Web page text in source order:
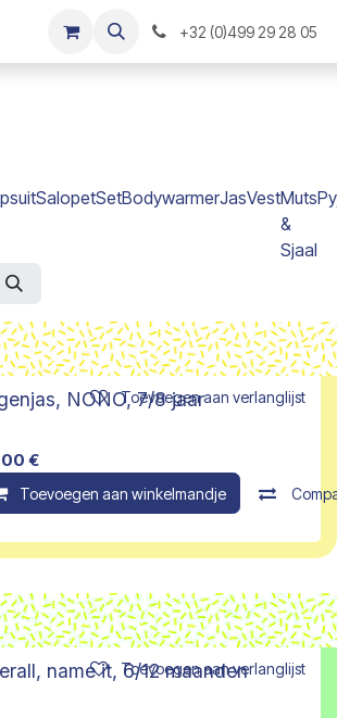
+32 (0)499 29 28 05
SalopetSetBodywarmerJasVestMuts
&
Sjaal
NONO, 7/8 jaar
€
Toevoegen aan winkelmandje
Toevoegen aan verlanglijst
name it, 6/12 maanden
Toevoegen aan verlanglijst